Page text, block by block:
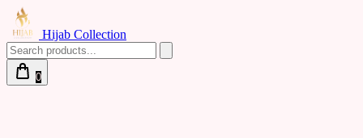
Hijab Collection
0